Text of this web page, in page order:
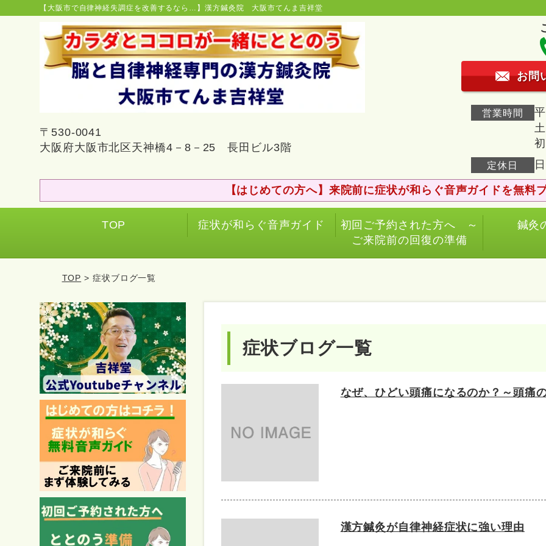
【大阪市で自律神経失調症を改善するなら…】漢方鍼灸院 大阪市てんま吉祥堂
〒530-0041
大阪府大阪市北区天神橋4－8－25 長田ビル3階
お問
営業時間
定休日
【はじめての方へ】来院前に症状が和らぐ音声ガイドを無料
TOP 症状が和らぐ音声ガイド
初回ご予約された方へ ～
ご来院前の回復の準備
鍼灸
TOP > 症状ブログ一覧
症状ブログ一覧
なぜ、ひどい頭痛になるのか？～頭痛
漢方鍼灸が自律神経症状に強い理由